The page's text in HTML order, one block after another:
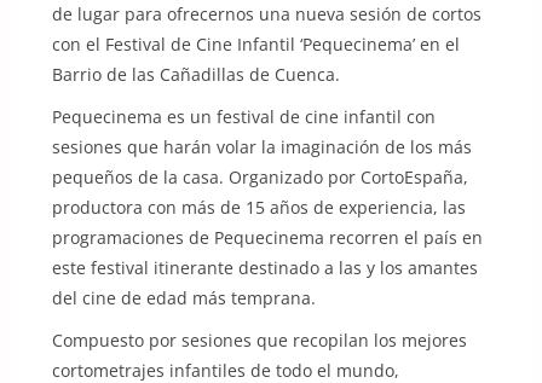
de lugar para ofrecernos una nueva sesión de cortos
con el Festival de Cine Infantil ‘Pequecinema’ en el
Barrio de las Cañadillas de Cuenca.
Pequecinema es un festival de cine infantil con
sesiones que harán volar la imaginación de los más
pequeños de la casa. Organizado por CortoEspaña,
productora con más de 15 años de experiencia, las
programaciones de Pequecinema recorren el país en
este festival itinerante destinado a las y los amantes
del cine de edad más temprana.
Compuesto por sesiones que recopilan los mejores
cortometrajes infantiles de todo el mundo,